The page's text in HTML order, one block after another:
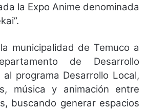
la Expo Anime denominada
municipalidad de Temuco a
de Desarrollo
al programa Desarrollo Local,
música y animación entre
buscando generar espacios